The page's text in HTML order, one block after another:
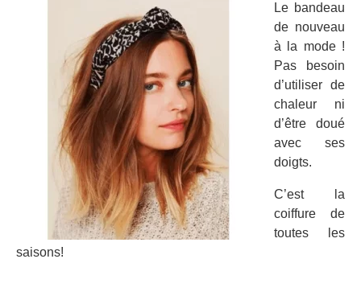
Le bandeau
de nouveau
à la mode !
Pas besoin
d’utiliser de
chaleur ni
d’être doué
avec ses
doigts.
C’est la
coiffure de
toutes les
saisons!